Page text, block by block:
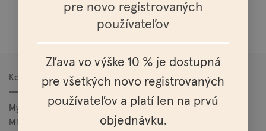
pre novo registrovaných
používateľov
Zľava vo výške 10 % je dostupná
pre všetkých novo registrovaných
používateľov a platí len na prvú
objednávku.
Doprava nad 100€ zadarmo
Kontakt
Mylo, s.r.o.
Mierová 25